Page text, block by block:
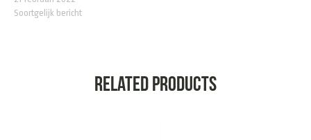
Soortgelijk bericht
Related products